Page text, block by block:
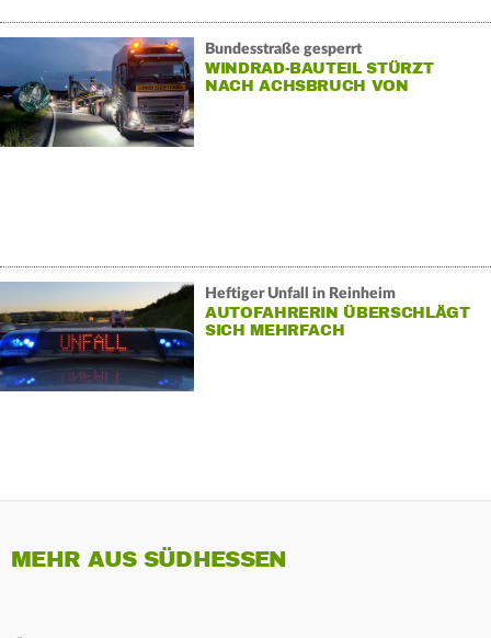
Bundesstraße gesperrt
WINDRAD-BAUTEIL STÜRZT
NACH ACHSBRUCH VON
Heftiger Unfall in Reinheim
AUTOFAHRERIN ÜBERSCHLÄGT
SICH MEHRFACH
MEHR AUS SÜDHESSEN